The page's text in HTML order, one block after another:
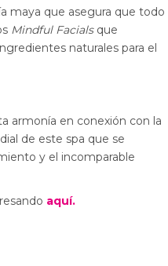
maya que asegura que todo
Mindful Facialsque
naturales para el
armonía en conexión con la
de este spa que se
y el incomparable
aquí.